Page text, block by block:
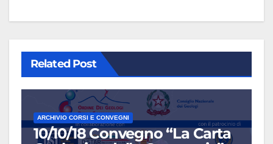
Related Post
ARCHIVIO CORSI E CONVEGNI
10/10/18 Convegno “La Carta